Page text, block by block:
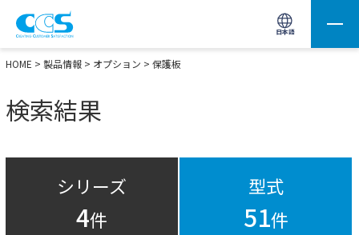
日本語
画像処理用の製品検索 サイト内検索(Enterで実行)
HOME > 製品情報 > オプション > 保護板
検索結果
シリーズ
4件
型式
51件